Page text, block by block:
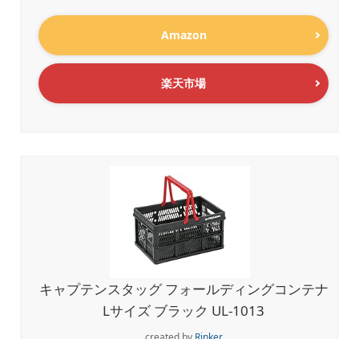
Amazon
楽天市場
キャプテンスタッグ フォールディングコンテナ
Lサイズ ブラック UL-1013